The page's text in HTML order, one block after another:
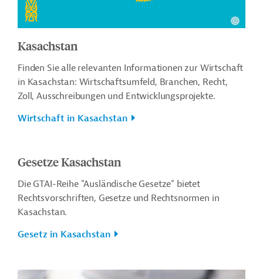
Kasachstan
Finden Sie alle relevanten Informationen zur Wirtschaft
in Kasachstan: Wirtschaftsumfeld, Branchen, Recht,
Zoll, Ausschreibungen und Entwicklungsprojekte.
Wirtschaft in Kasachstan
Gesetze Kasachstan
Die GTAI-Reihe "Ausländische Gesetze" bietet
Rechtsvorschriften, Gesetze und Rechtsnormen in
Kasachstan.
Gesetz in Kasachstan